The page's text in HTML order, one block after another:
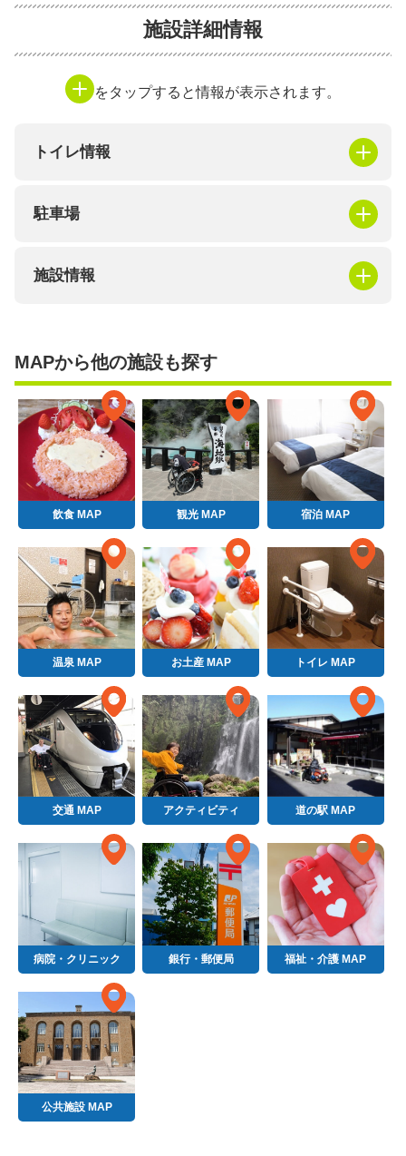
施設詳細情報
をタップすると情報が表示されます。
トイレ情報
駐車場
施設情報
MAPから他の施設も探す
飲食 MAP 観光 MAP 宿泊 MAP
温泉 MAP お土産 MAP トイレ MAP
交通 MAP アクティビティ 道の駅 MAP
病院・クリニック 銀行・郵便局 福祉・介護 MAP
公共施設 MAP